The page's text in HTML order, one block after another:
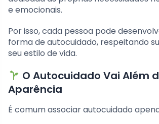
e emocionais.
Por isso, cada pessoa pode
forma de autocuidado, respeitando
seu estilo de vida.
O Autocuidado Vai Além
Aparência
É comum associar autocuidado